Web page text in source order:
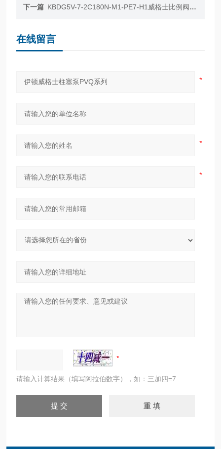
下一篇 KBDG5V-7-2C180N-M1-PE7-H1威格士比例阀KBDG5V-7现货库房当天发
在线留言
请输入计算结果（填写阿拉伯数字），如：三加四=7